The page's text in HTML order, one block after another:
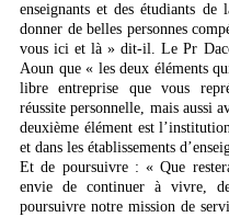
enseignants et des étudiants
donner de belles personnes
vous ici et là » dit-il. Le Pr
Aoun que « les deux éléments
libre entreprise que vous
réussite personnelle, mais aussi
deuxième élément est
et dans les établissements
Et de poursuivre : « Que
envie de continuer à vivre,
poursuivre notre mission de